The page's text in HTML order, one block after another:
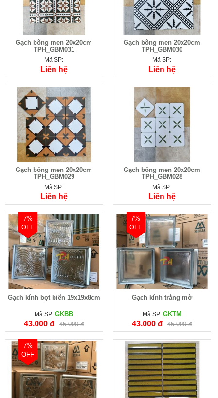
Gạch bông men 20x20cm
TPH_GBM031
Mã SP:
Liên hệ
Gạch bông men 20x20cm
TPH_GBM030
Mã SP:
Liên hệ
Gạch bông men 20x20cm
TPH_GBM029
Mã SP:
Liên hệ
Gạch bông men 20x20cm
TPH_GBM028
Mã SP:
Liên hệ
7%
OFF
Gạch kính bọt biển 19x19x8cm
Mã SP:GKBB
43.000 đ 46.000 đ
7%
OFF
Gạch kính trắng mờ
Mã SP: GKTM
43.000 đ 46.000 đ
7%
OFF